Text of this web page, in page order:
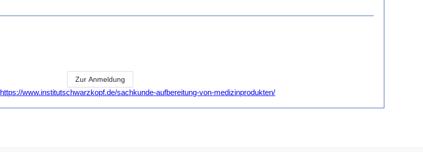
Zur Anmeldung
https://www.institutschwarzkopf.de/sachkunde-aufbereitung-von-medizinprodukten/